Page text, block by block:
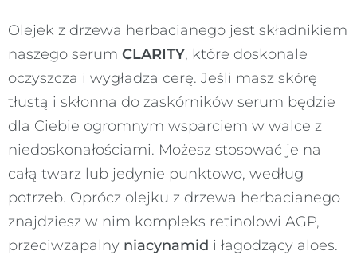
Olejek z drzewa herbacianego jest składnikiem
naszego serum CLARITY, które doskonale
oczyszcza i wygładza cerę. Jeśli masz skórę
tłustą i skłonna do zaskórników serum będzie
dla Ciebie ogromnym wsparciem w walce z
niedoskonałościami. Możesz stosować je na
całą twarz lub jedynie punktowo, według
potrzeb. Oprócz olejku z drzewa herbacianego
znajdziesz w nim kompleks retinolowi AGP,
przeciwzapalny niacynamid i łagodzący aloes.